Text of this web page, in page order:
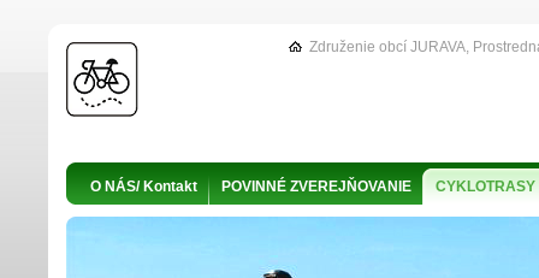
O NÁS/ Kontakt POVINNÉ ZVEREJŇOVANIE CYKLOTRASY
Združenie obcí JURAVA,